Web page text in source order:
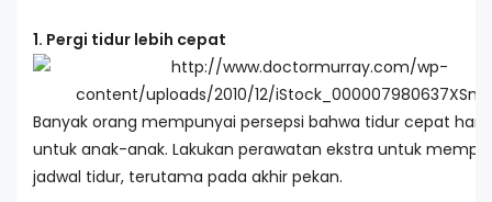
1. Pergi tidur lebih cepat
Banyak orang mempunyai persepsi bahwa tidur cepat
untuk anak-anak. Lakukan perawatan ekstra untuk
jadwal tidur, terutama pada akhir pekan.